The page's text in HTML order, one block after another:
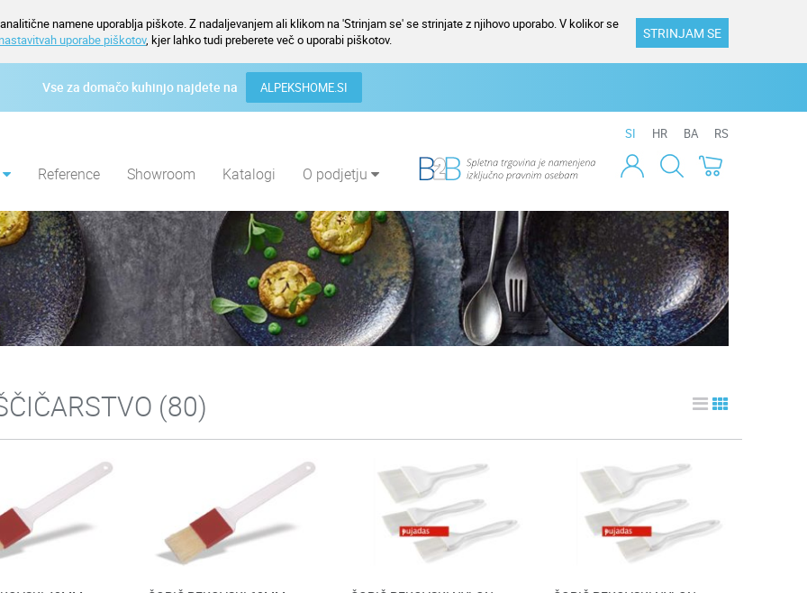
namene uporablja piškote. Z nadaljevanjem ali klikom na 'Strinjam se' se strinjate z njihovo uporabo. V kolikor se
nastavitvah uporabe piškotov, kjer lahko tudi preberete več o uporabi piškotov. STRINJAM SE
Vse za domačo kuhinjo najdete na ALPEKSHOME.SI
SI HR BA RS
Reference Showroom Katalogi O podjetju
(80)